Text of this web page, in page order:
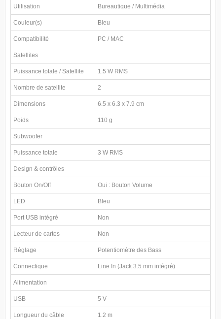
Utilisation Bureautique / Multimédia
Couleur(s) Bleu
Compatibilité PC / MAC
Satellites
Puissance totale / Satellite 1.5 W RMS
Nombre de satellite 2
Dimensions 6.5 x 6.3 x 7.9 cm
Poids 110 g
Subwoofer
Puissance totale 3 W RMS
Design & contrôles
Bouton On/Off Oui : Bouton Volume
LED Bleu
Port USB intégré Non
Lecteur de cartes Non
Réglage Potentiomètre des Bass
Connectique Line In (Jack 3.5 mm intégré)
Alimentation
USB 5 V
Longueur du câble 1.2 m